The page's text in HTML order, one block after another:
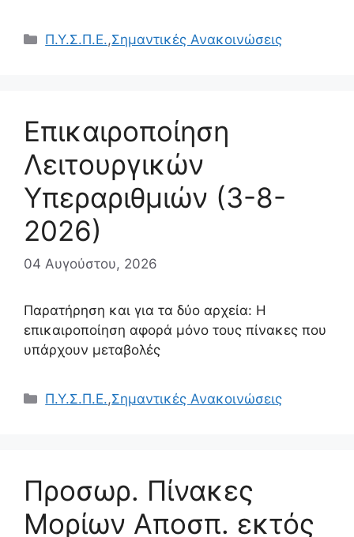
Κατηγορίες
Π.Υ.Σ.Π.Ε.,Σημαντικές Ανακοινώσεις
Επικαιροποίηση
Λειτουργικών
Υπεραριθμιών (3-8-
2026)
04 Αυγούστου, 2026
Παρατήρηση και για τα δύο αρχεία: Η
επικαιροποίηση αφορά μόνο τους πίνακες που
υπάρχουν μεταβολές
Κατηγορίες
Π.Υ.Σ.Π.Ε.,Σημαντικές Ανακοινώσεις
Προσωρ. Πίνακες
Μορίων Αποσπ. εκτός